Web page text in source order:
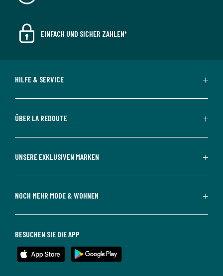
EINFACH UND SICHER ZAHLEN*
HILFE & SERVICE
ÜBER LA REDOUTE
UNSERE EXKLUSIVEN MARKEN
NOCH MEHR MODE & WOHNEN
BESUCHEN SIE DIE APP